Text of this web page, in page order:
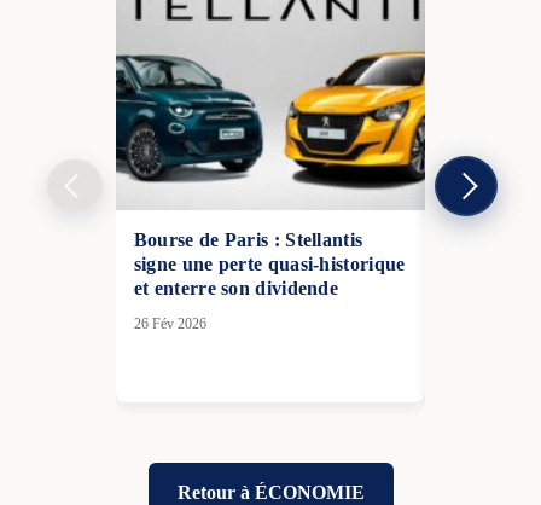
Bourse de Paris : Stellantis
signe une perte quasi-historique
et enterre son dividende
26 Fév 2026
Retour à ÉCONOMIE